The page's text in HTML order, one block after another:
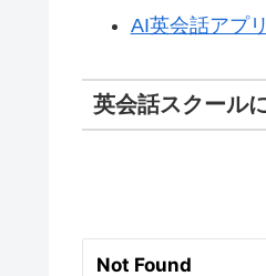
AI英会話アプ
英会話スクール